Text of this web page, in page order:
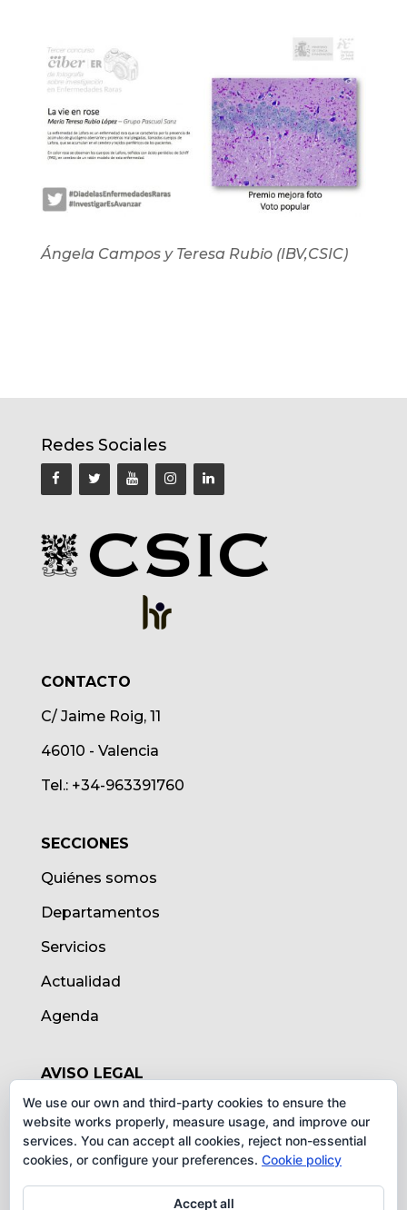
Ángela Campos y Teresa Rubio (IBV,CSIC)
Redes Sociales
CONTACTO
C/ Jaime Roig, 11
46010 - Valencia
Tel.: +34-963391760
SECCIONES
Quiénes somos
Departamentos
Servicios
Actualidad
Agenda
AVISO LEGAL
Aviso legal
Política de cookies
We use our own and third-party cookies to ensure the
website works properly, measure usage, and improve our
services. You can accept all cookies, reject non-essential
cookies, or configure your preferences. Cookie policy
Accept all